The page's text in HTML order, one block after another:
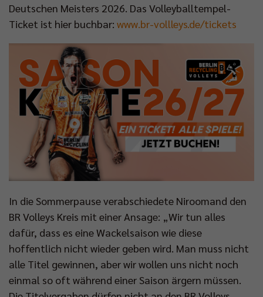
Deutschen Meisters 2026. Das Volleyballtempel-
Ticket ist hier buchbar: www.br-vollleys.de/tickets
In die Sommerpause verabschiedete Niroomand den
BR Volleys Kreis mit einer Ansage: „Wir tun alles
dafür, dass es eine Wackelsaison wie diese
hoffentlich nicht wieder geben wird. Man muss nicht
alle Titel gewinnen, aber wir wollen uns nicht noch
einmal so oft während einer Saison ärgern müssen.